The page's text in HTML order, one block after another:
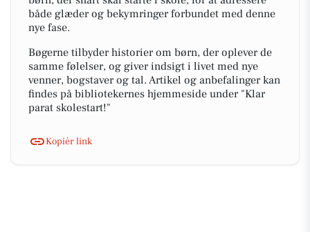
både glæder og bekymringer forbundet med denne
nye fase.
Bøgerne tilbyder historier om børn, der oplever de
samme følelser, og giver indsigt i livet med nye
venner, bogstaver og tal. Artikel og anbefalinger kan
findes på bibliotekernes hjemmeside under "Klar
parat skolestart!"
Kopiér link